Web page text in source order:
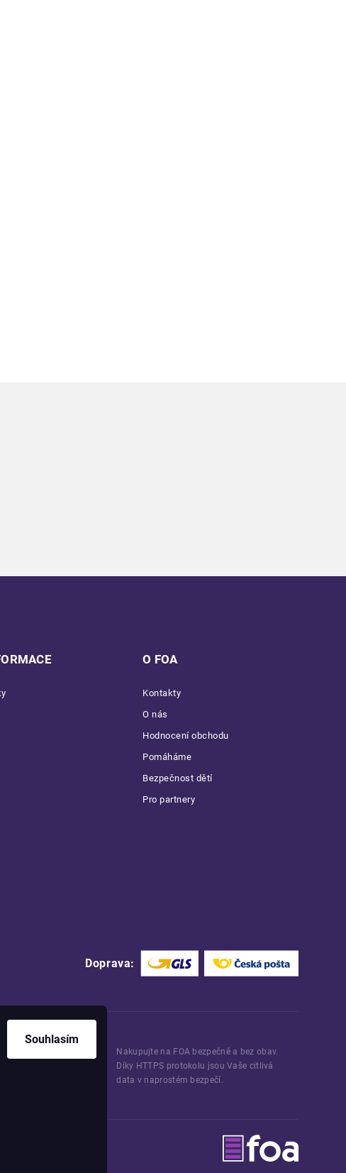
Souhlasím
O FOA
Kontakty
O nás
Hodnocení obchodu
Pomáháme
Bezpečnost dětí
Pro partnery
Doprava:
Nakupujte na FOA bezpečně a bez obav.
Díky HTTPS protokolu jsou Vaše citlivá
data v naprostém bezpečí.